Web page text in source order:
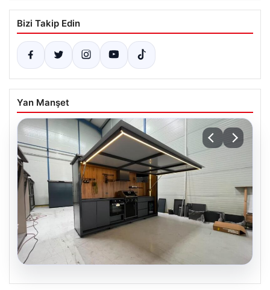
Bizi Takip Edin
Yan Manşet